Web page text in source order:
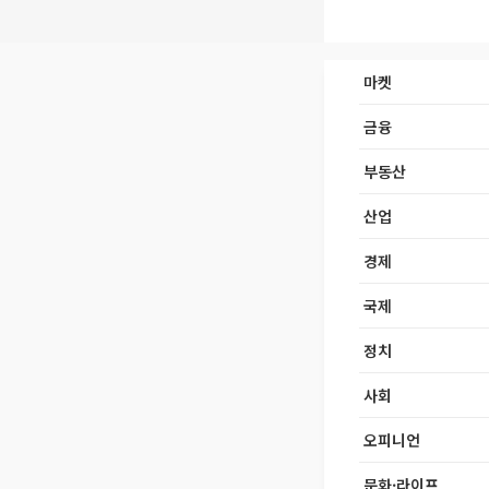
마켓
금융
부동산
산업
경제
국제
정치
사회
오피니언
문화·라이프